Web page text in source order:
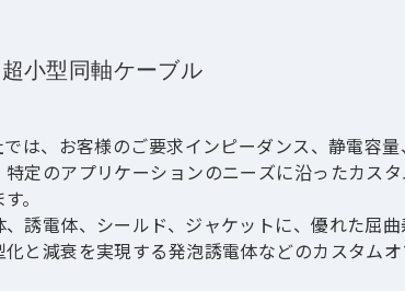
縁体の表面に導電層を設け、この層は絶縁体に接
帯電を防ぎます。
ーティングされた一次側とケーブル内の他の部
、電圧差が生じないように
します。
なケーブルでは、機械的衝撃の種類や強さ、使用
ズが生成されますが、本ローノイズケーブルは
～250マイクロボルトまでノイズを低減します。
小型同軸ケーブル
は、お客様のご要求インピーダンス、静電容
特定のアプリケーションのニーズに沿ったカス
。
、誘電体、シールド、ジャケットに、優れた屈
化と減衰を実現する発泡誘電体などのカスタム